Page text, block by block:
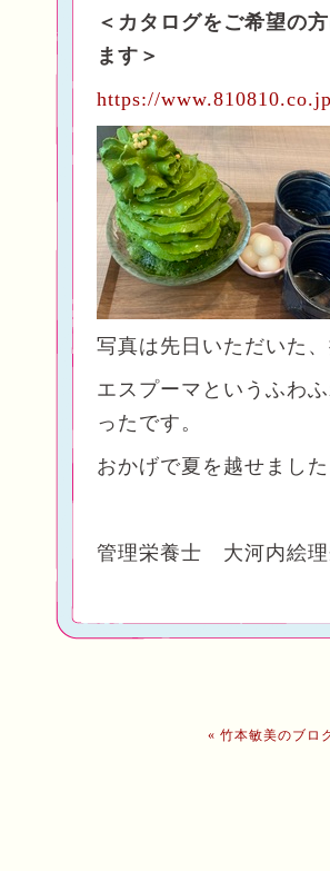
＜カタログをご希望の
ます＞
https://
写真は先日いただいた
エスプーマというふわ
ったです。
おかげで夏を越せました
管理栄養士 大河内絵理
« 竹本敏美のブロ